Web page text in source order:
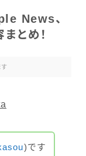
News、
とめ！
)です